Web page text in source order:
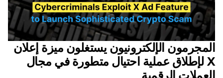
المجرمون الإلكترونيون يستغلون ميزة إعلان
X لإطلاق عملية احتيال متطورة في مجال